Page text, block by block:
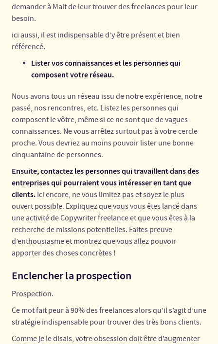
demander à Malt de leur trouver des freelances pour leur
besoin.
ici aussi, il est indispensable d’y être présent et bien
référencé.
Lister vos connaissances et les personnes qui
composent votre réseau.
Nous avons tous un réseau issu de notre expérience, notre
passé, nos rencontres, etc. Listez les personnes qui
composent le vôtre, même si ce ne sont que de vagues
connaissances. Ne vous arrêtez surtout pas à votre cercle
proche. Vous devriez au moins pouvoir lister une bonne
cinquantaine de personnes.
Ensuite, contactez les personnes qui travaillent dans des
entreprises qui pourraient vous intéresser en tant que
clients. Ici encore, ne vous limitez pas et soyez le plus
ouvert possible. Expliquez que vous vous êtes lancé dans
une activité de Copywriter freelance et que vous êtes à la
recherche de missions potentielles. Faites preuve
d’enthousiasme et montrez que vous allez pouvoir
apporter des choses concrètes !
Enclencher la prospection
Prospection.
Ce mot fait peur à 90% des freelances alors qu’il s’agit d’une
stratégie indispensable pour trouver des très bons clients.
Comme je le disais, votre obsession doit être d’augmenter